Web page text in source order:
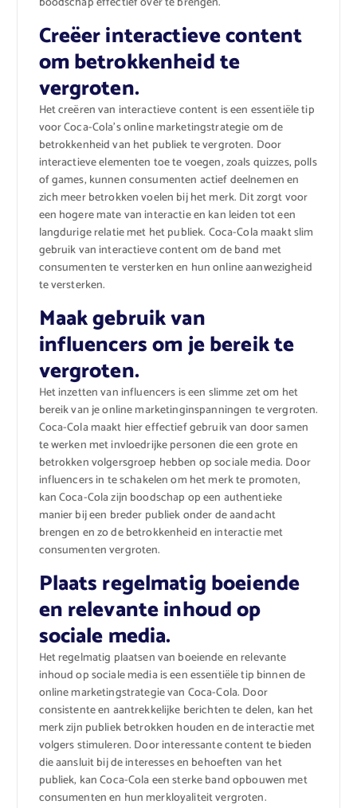
Creëer interactieve content
om betrokkenheid te
vergroten.
Het creëren van interactieve content is een essentiële tip
voor Coca-Cola’s online marketingstrategie om de
betrokkenheid van het publiek te vergroten. Door
interactieve elementen toe te voegen, zoals quizzes, polls
of games, kunnen consumenten actief deelnemen en
zich meer betrokken voelen bij het merk. Dit zorgt voor
een hogere mate van interactie en kan leiden tot een
langdurige relatie met het publiek. Coca-Cola maakt slim
gebruik van interactieve content om de band met
consumenten te versterken en hun online aanwezigheid
te versterken.
Maak gebruik van
influencers om je bereik te
vergroten.
Het inzetten van influencers is een slimme zet om het
bereik van je online marketinginspanningen te vergroten.
Coca-Cola maakt hier effectief gebruik van door samen
te werken met invloedrijke personen die een grote en
betrokken volgersgroep hebben op sociale media. Door
influencers in te schakelen om het merk te promoten,
kan Coca-Cola zijn boodschap op een authentieke
manier bij een breder publiek onder de aandacht
brengen en zo de betrokkenheid en interactie met
consumenten vergroten.
Plaats regelmatig boeiende
en relevante inhoud op
sociale media.
Het regelmatig plaatsen van boeiende en relevante
inhoud op sociale media is een essentiële tip binnen de
online marketingstrategie van Coca-Cola. Door
consistente en aantrekkelijke berichten te delen, kan het
merk zijn publiek betrokken houden en de interactie met
volgers stimuleren. Door interessante content te bieden
die aansluit bij de interesses en behoeften van het
publiek, kan Coca-Cola een sterke band opbouwen met
consumenten en hun merkloyaliteit vergroten.